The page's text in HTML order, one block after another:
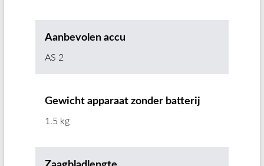
Aanbevolen accu
AS 2
Gewicht apparaat zonder batterij
1.5 kg